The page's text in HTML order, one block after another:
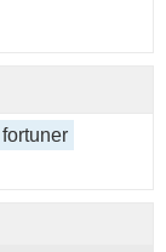
fortuner